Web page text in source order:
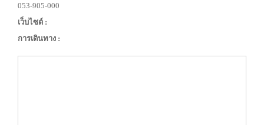
053-905-000
เว็บไซต์ :
การเดินทาง :